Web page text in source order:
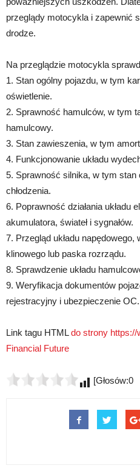
przeglądy motocykla i zapewnić
drodze.
Na przeglądzie motocykla
1. Stan ogólny pojazdu, w tym
oświetlenie.
2. Sprawność hamulców, w tym
hamulcowy.
3. Stan zawieszenia, w tym
4. Funkcjonowanie układu
5. Sprawność silnika, w tym stan
chłodzenia.
6. Poprawność działania układu
akumulatora, świateł i sygnałów.
7. Przegląd układu napędowego,
klinowego lub paska rozrządu.
8. Sprawdzenie układu
9. Weryfikacja dokumentów
rejestracyjny i ubezpieczenie OC.
Link tagu HTMLdo strony https://
Financial Future